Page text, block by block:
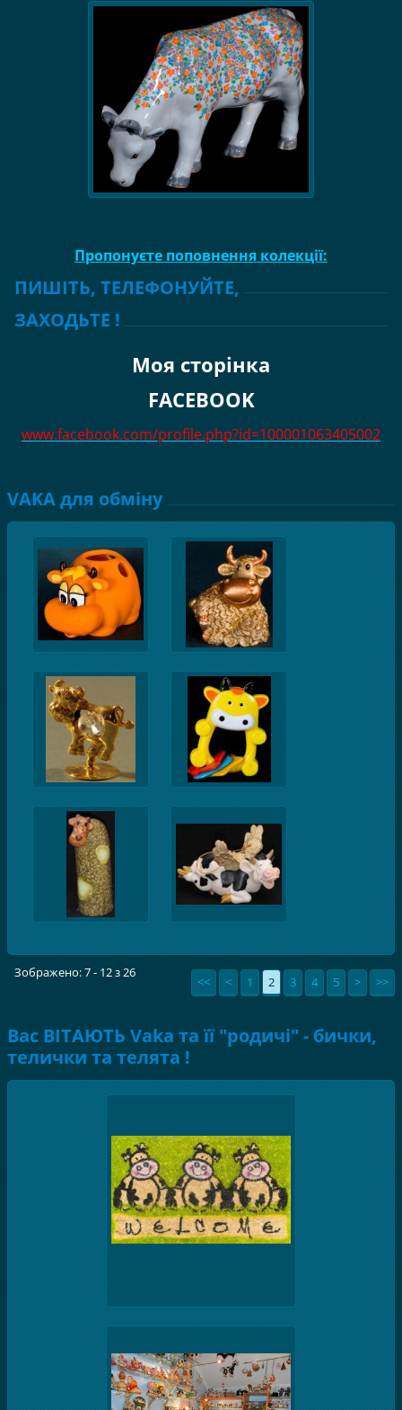
Пропонуєте поповнення колекції:
ПИШІТЬ, ТЕЛЕФОНУЙТЕ,
ЗАХОДЬТЕ !
Моя сторінка
FACEBOOK
www.facebook.com/profile.php?id=100001063405002
VAKA для обміну
Зображено: 7 - 12 з 26
<< < 1 2 3 4 5 > >>
Вас ВІТАЮТЬ Vaka та її "родичі" - бички,
телички та телята !